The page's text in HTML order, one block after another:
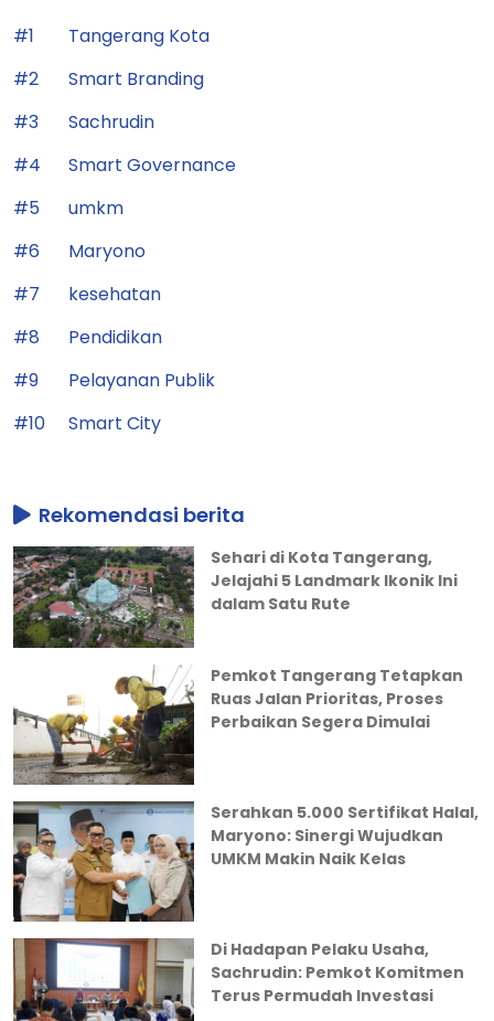
#1
Tangerang Kota
#2
Smart Branding
#3
Sachrudin
#4
Smart Governance
#5
umkm
#6
Maryono
#7
kesehatan
#8
Pendidikan
#9
Pelayanan Publik
#10
Smart City
Rekomendasi berita
Sehari di Kota Tangerang,
Jelajahi 5 Landmark Ikonik Ini
dalam Satu Rute
Pemkot Tangerang Tetapkan
Ruas Jalan Prioritas, Proses
Perbaikan Segera Dimulai
Serahkan 5.000 Sertifikat Halal,
Maryono: Sinergi Wujudkan
UMKM Makin Naik Kelas
Di Hadapan Pelaku Usaha,
Sachrudin: Pemkot Komitmen
Terus Permudah Investasi